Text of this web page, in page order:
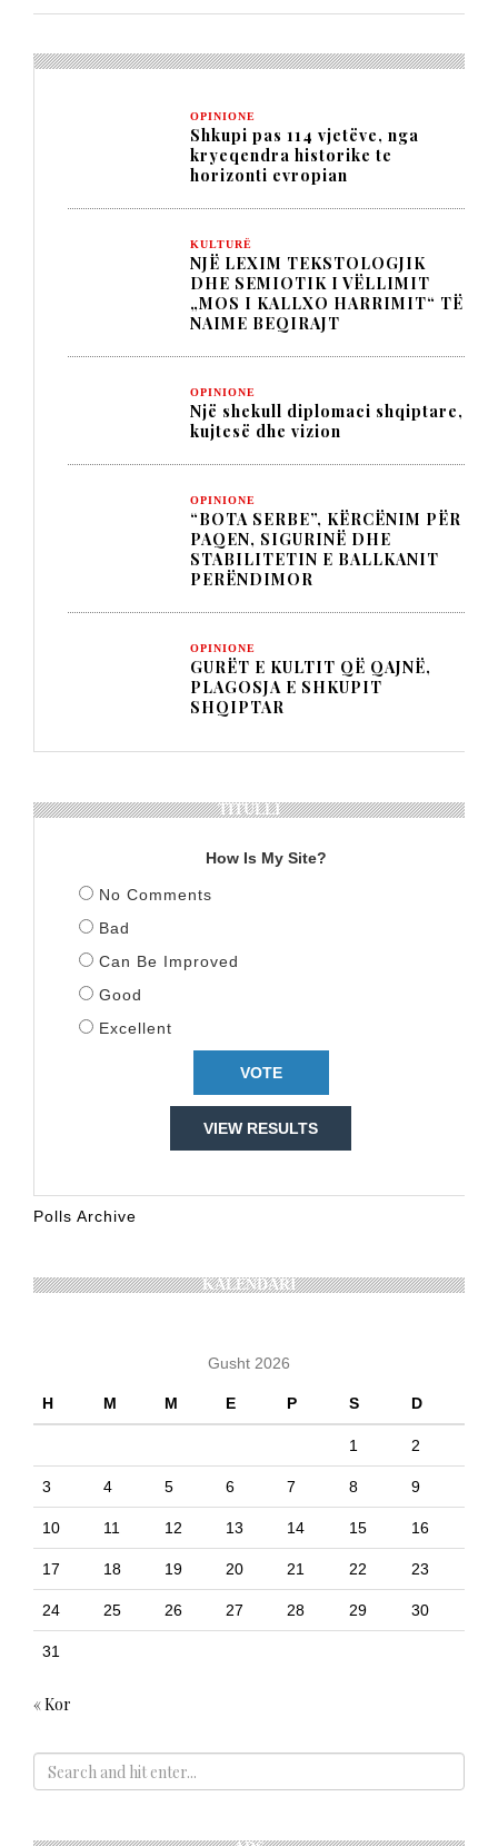
OPINIONE
Shkupi pas 114 vjetëve, nga
kryeqendra historike te
horizonti evropian
KULTURË
NJË LEXIM TEKSTOLOGJIK
DHE SEMIOTIK I VËLLIMIT
„MOS I KALLXO HARRIMIT“ TË
NAIME BEQIRAJT
OPINIONE
Një shekull diplomaci shqiptare,
kujtesë dhe vizion
OPINIONE
“BOTA SERBE”, KËRCËNIM PËR
PAQEN, SIGURINË DHE
STABILITETIN E BALLKANIT
PERËNDIMOR
OPINIONE
GURËT E KULTIT QË QAJNË,
PLAGOSJA E SHKUPIT
SHQIPTAR
TITULLI
How Is My Site?
No Comments
Bad
Can Be Improved
Good
Excellent
VIEW RESULTS
Polls Archive
KALENDARI
Gusht 2026
H M M E P S D
1 2
3 4 5 6 7 8 9
10 11 12 13 14 15 16
17 18 19 20 21 22 23
24 25 26 27 28 29 30
31
« Kor